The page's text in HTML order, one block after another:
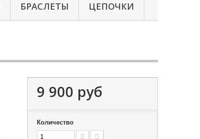
БРАСЛЕТЫ ЦЕПОЧКИ
9 900 руб
Количество